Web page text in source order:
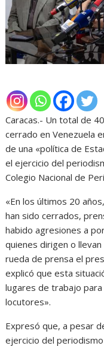
Caracas.- Un total de
cerrado en Venezuela
de una «política de
el ejercicio del
Colegio Nacional de
«En los últimos 20
han sido cerrados,
habido agresiones a
quienes dirigen o
rueda de prensa el
explicó que esta
lugares de trabajo
locutores».
Expresó que, a pesar
ejercicio del